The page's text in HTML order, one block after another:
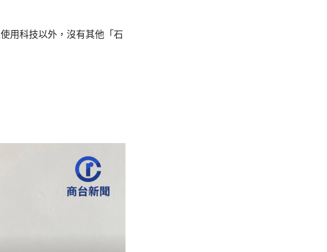
用科技以外，沒有其他「石